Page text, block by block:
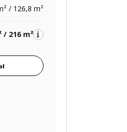
/ 126,8 m²
/ 216 m²